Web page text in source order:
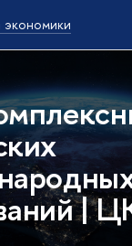
|